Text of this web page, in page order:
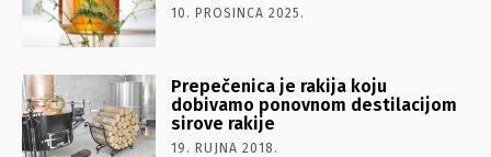
10. PROSINCA 2025.
Prepečenica je rakija koju
dobivamo ponovnom destilacijom
sirove rakije
19. RUJNA 2018.